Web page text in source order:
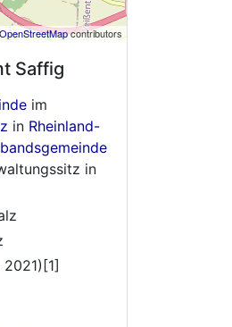
OpenStreetMapcontributors
Saffig
im
in Rheinland-
in